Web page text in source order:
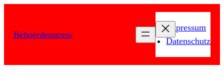
springen
Behoerdenstress
Impressum
Datenschutz